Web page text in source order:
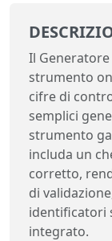
Il
strumento
cifre di
semplici
strumento
includa un
corretto,
di
identificatori
integrato.